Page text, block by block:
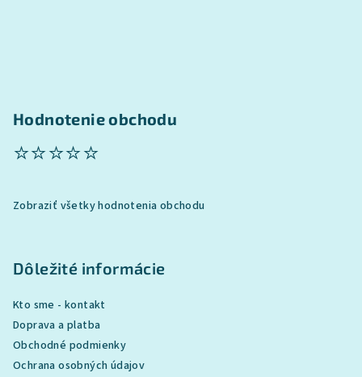
Hodnotenie obchodu
⭐⭐⭐⭐⭐
Zobraziť všetky hodnotenia obchodu
Dôležité informácie
Kto sme - kontakt
Doprava a platba
Obchodné podmienky
Ochrana osobných údajov